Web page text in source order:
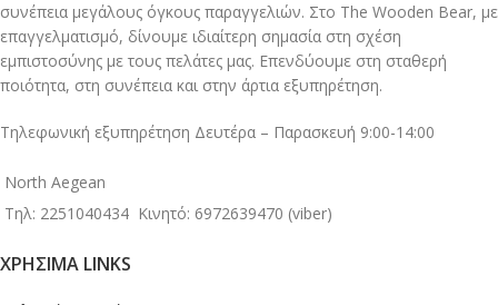
συνέπεια μεγάλους όγκους παραγγελιών. Στο The Wooden Bear, με
επαγγελματισμό, δίνουμε ιδιαίτερη σημασία στη σχέση
εμπιστοσύνης με τους πελάτες μας. Επενδύουμε στη σταθερή
ποιότητα, στη συνέπεια και στην άρτια εξυπηρέτηση.
Τηλεφωνική εξυπηρέτηση Δευτέρα – Παρασκευή 9:00-14:00
North Aegean
Τηλ: 2251040434 Κινητό: 6972639470 (viber)
ΧΡΉΣΙΜΑ LINKS